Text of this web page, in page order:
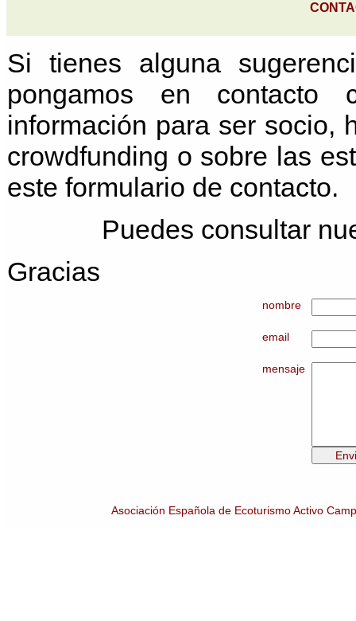
Si tienes alguna
pongamos en contacto
información para ser socio,
crowdfunding o sobre las
este formulario de contacto.
Puedes consultar
Gracias
nombre
email
mensaje
Asociación Española de Ecoturismo Activo